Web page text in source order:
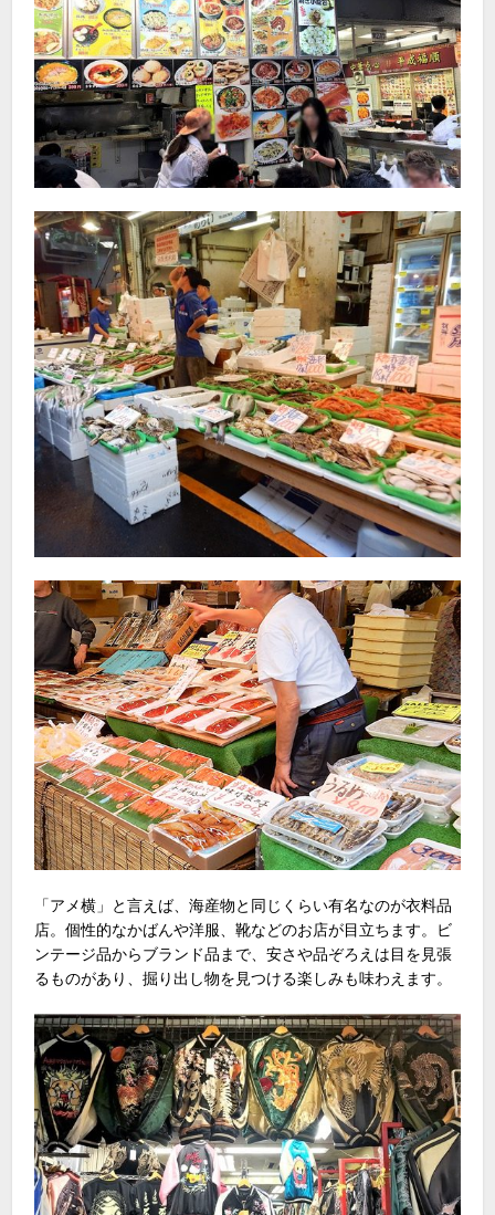
「アメ横」と言えば、海産物と同じくらい有名なのが衣料品
店。個性的なかばんや洋服、靴などのお店が目立ちます。ビ
ンテージ品からブランド品まで、安さや品ぞろえは目を見張
るものがあり、掘り出し物を見つける楽しみも味わえます。